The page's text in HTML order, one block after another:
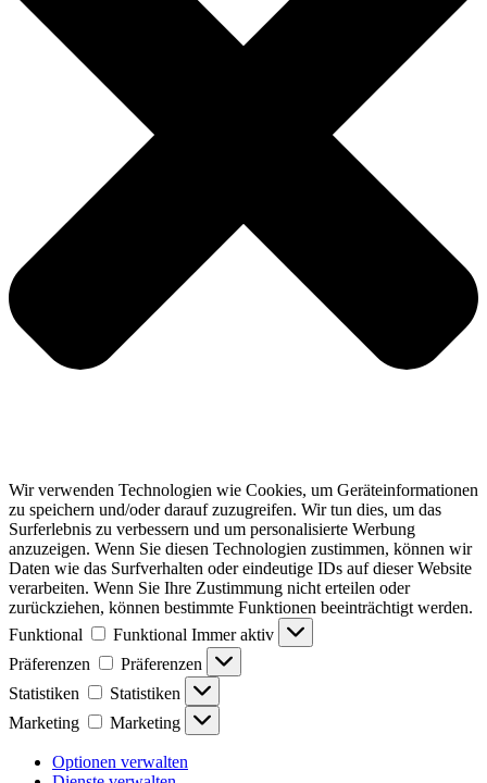
Wir verwenden Technologien wie Cookies, um Geräteinformationen
zu speichern und/oder darauf zuzugreifen. Wir tun dies, um das
Surferlebnis zu verbessern und um personalisierte Werbung
anzuzeigen. Wenn Sie diesen Technologien zustimmen, können wir
Daten wie das Surfverhalten oder eindeutige IDs auf dieser Website
verarbeiten. Wenn Sie Ihre Zustimmung nicht erteilen oder
zurückziehen, können bestimmte Funktionen beeinträchtigt werden.
Funktional
Funktional Immer aktiv
Präferenzen
Präferenzen
Statistiken
Statistiken
Marketing
Marketing
Optionen verwalten